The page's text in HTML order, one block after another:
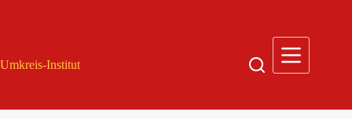
Umkreis-Institut